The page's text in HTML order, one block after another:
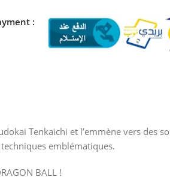
:
Tenkaichi et l’emmène vers
emblématiques.
BALL !